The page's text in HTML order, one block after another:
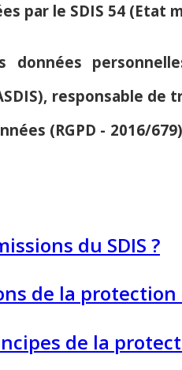
par le SDIS 54 (Etat
données
responsable
(RGPD - 2016/
du SDIS ?
de la protection
de la